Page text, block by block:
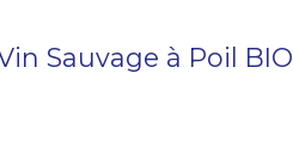
Sauvage à Poil BIO